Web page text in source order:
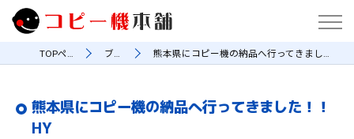
TOPページ ブログ 熊本県にコピー機の納品へ行ってきました！！HY
熊本県にコピー機の納品へ行ってきました！！
HY